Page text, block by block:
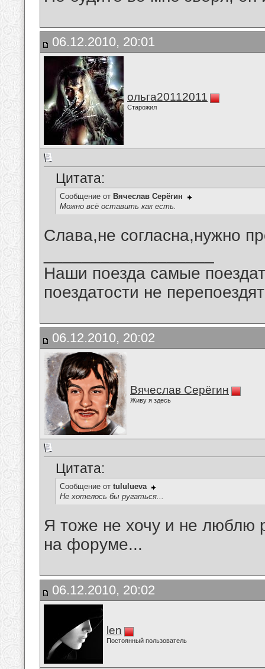
06.12.2010, 20:01
ольга20112011
Старожил
Цитата:
Сообщение от Вячеслав Серёгин
Можно всё оставить как есть.
Слава,не согласна,нужно
Наши поезда самые
поездатости не
06.12.2010, 20:02
Вячеслав Серёгин
Живу я здесь
Цитата:
Сообщение от tululueva
Не хотелось бы ругаться...
Я тоже не хочу и не люблю
на форуме...
06.12.2010, 20:02
len
Постоянный пользователь